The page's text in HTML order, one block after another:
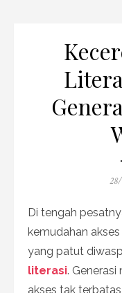
Di tengah
kemudahan
yang patut
literasi.
akses tak